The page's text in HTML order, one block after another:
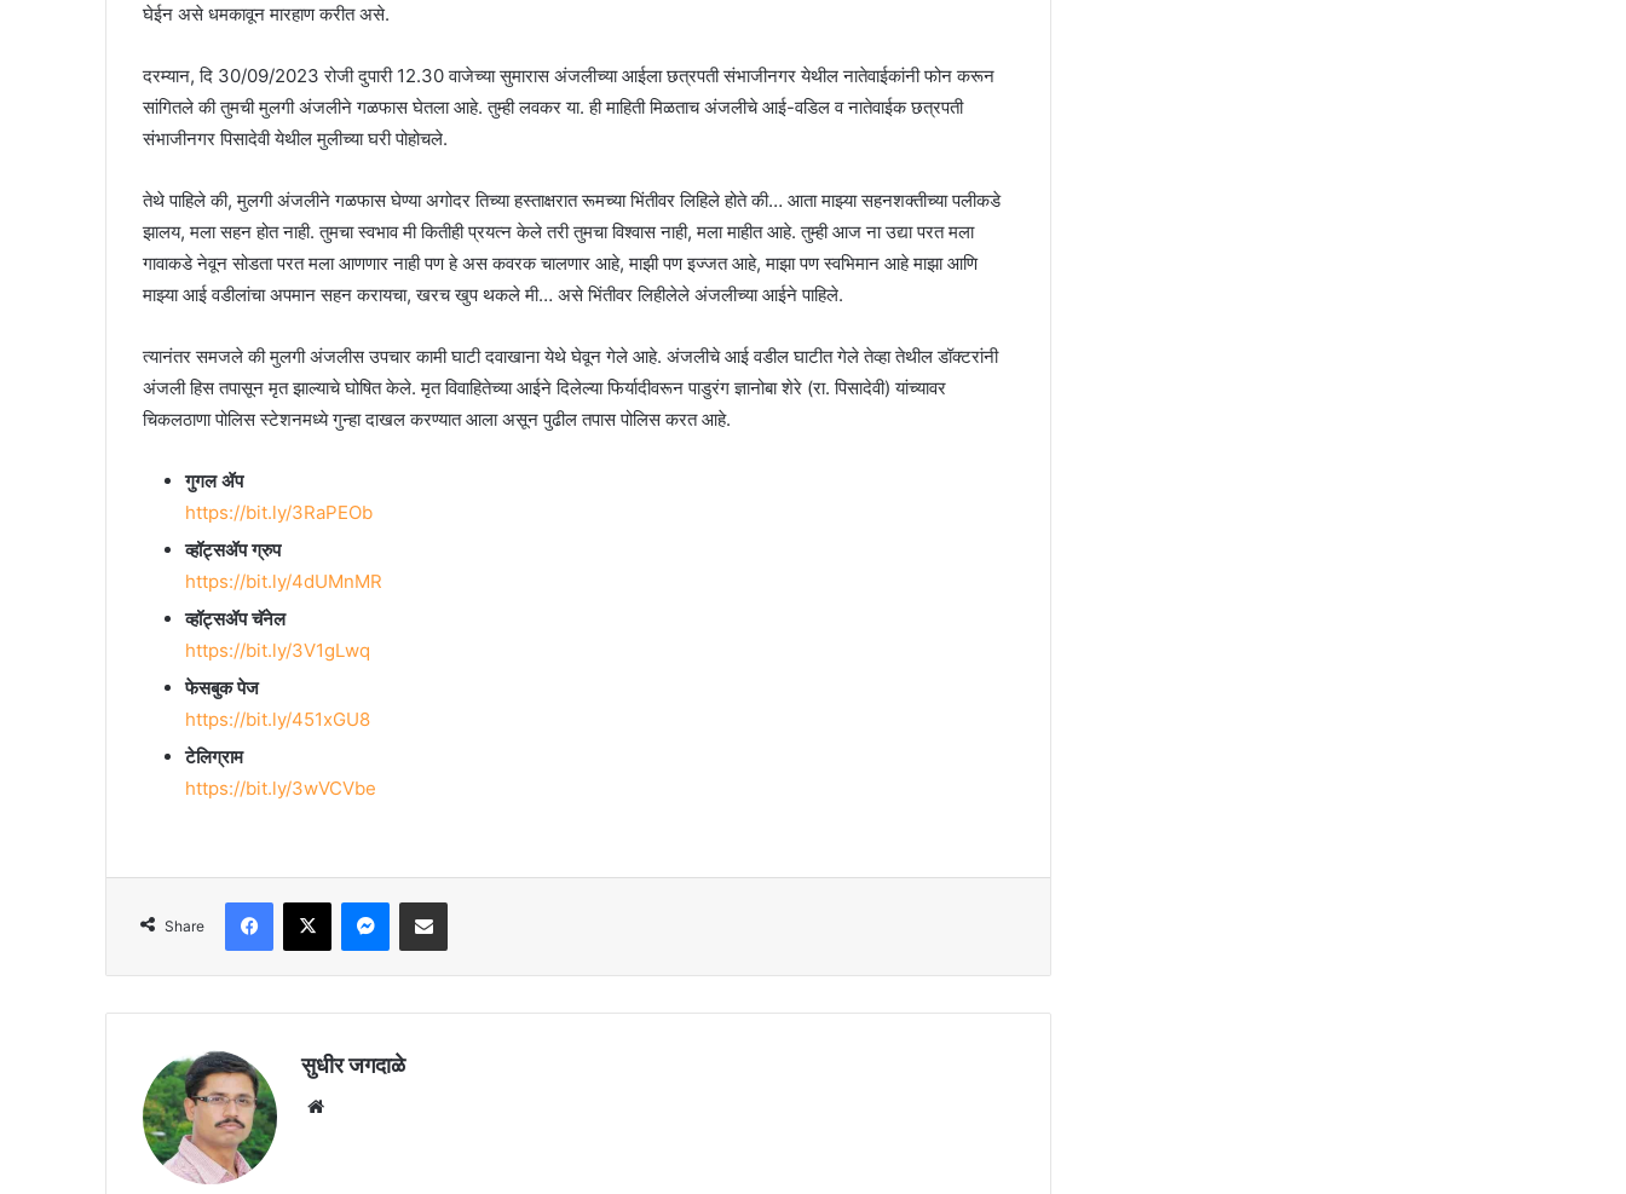
घेईन असे धमकावून मारहाण करीत असे.
दरम्यान, दि 30/09/2023 रोजी दुपारी 12.30 वाजेच्या सुमारास अंजलीच्या आईला छत्रपती संभाजीनगर येथील नातेवाईकांनी फोन करून
सांगितले की तुमची मुलगी अंजलीने गळफास घेतला आहे. तुम्ही लवकर या. ही माहिती मिळताच अंजलीचे आई-वडिल व नातेवाईक छत्रपती
संभाजीनगर पिसादेवी येथील मुलीच्या घरी पोहोचले.
तेथे पाहिले की, मुलगी अंजलीने गळफास घेण्या अगोदर तिच्या हस्ताक्षरात रूमच्या भिंतीवर लिहिले होते की… आता माझ्या सहनशक्तीच्या पलीकडे
झालय, मला सहन होत नाही. तुमचा स्वभाव मी कितीही प्रयत्न केले तरी तुमचा विश्वास नाही, मला माहीत आहे. तुम्ही आज ना उद्या परत मला
गावाकडे नेवून सोडता परत मला आणणार नाही पण हे अस कवरक चालणार आहे, माझी पण इज्जत आहे, माझा पण स्वभिमान आहे माझा आणि
माझ्या आई वडीलांचा अपमान सहन करायचा, खरच खुप थकले मी… असे भिंतीवर लिहीलेले अंजलीच्या आईने पाहिले.
त्यानंतर समजले की मुलगी अंजलीस उपचार कामी घाटी दवाखाना येथे घेवून गेले आहे. अंजलीचे आई वडील घाटीत गेले तेव्हा तेथील डॉक्टरांनी
अंजली हिस तपासून मृत झाल्याचे घोषित केले. मृत विवाहितेच्या आईने दिलेल्या फिर्यादीवरून पाडुरंग ज्ञानोबा शेरे (रा. पिसादेवी) यांच्यावर
चिकलठाणा पोलिस स्टेशनमध्ये गुन्हा दाखल करण्यात आला असून पुढील तपास पोलिस करत आहे.
गुगल ॲप
https://bit.ly/3RaPEOb
व्हॉट्सॲप ग्रुप
https://bit.ly/4dUMnMR
व्हॉट्सॲप चॅनेल
https://bit.ly/3V1gLwq
फेसबुक पेज
https://bit.ly/451xGU8
टेलिग्राम
https://bit.ly/3wVCVbe
Share
Facebook
X Messenger
Share via Email
सुधीर जगदाळे